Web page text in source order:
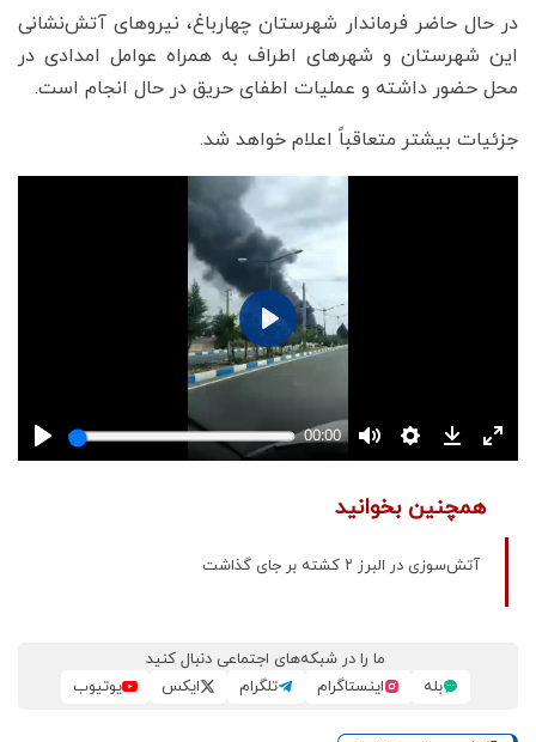
در حال حاضر فرماندار شهرستان چهارباغ، نیروهای آتش‌نشانی
این شهرستان و شهرهای اطراف به همراه عوامل امدادی در
محل حضور داشته و عملیات اطفای حریق در حال انجام است.
جزئیات بیشتر متعاقباً اعلام خواهد شد.
همچنین بخوانید
آتش‌سوزی در البرز ۲ کشته بر جای گذاشت
ما را در شبکه‌های اجتماعی دنبال کنید
بله
اینستاگرام تلگرام ایکس یوتیوب